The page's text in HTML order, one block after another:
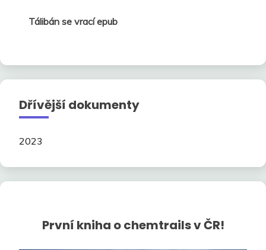
Tálibán se vrací epub
Dřívější dokumenty
2023
První kniha o chemtrails v ČR!